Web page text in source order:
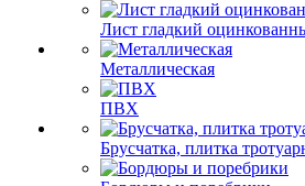
Лист гладкий
Металлическая
ПВХ
Брусчатка, плитка